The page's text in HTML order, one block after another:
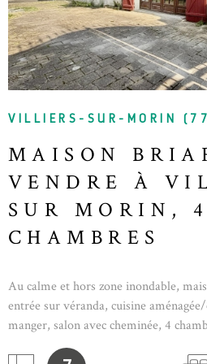
VILLIERS-SUR-MORIN
MAISON
VENDRE À
SUR MORIN, 4
CHAMBRES
Au calme et hors zone inondable,
entrée sur véranda, cuisine
manger, salon avec cheminée, 4
bain, wc, buanderie, cave. Terrain de